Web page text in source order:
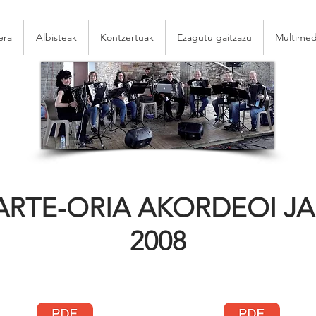
Albisteak Kontzertuak Ezagutu gaitzazu
ORIA AKORDEOI
2008